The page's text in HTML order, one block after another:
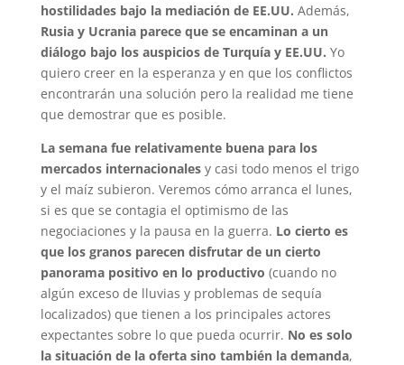
hostilidades bajo la mediación de EE.UU. Además,
Rusia y Ucrania parece que se encaminan a un
diálogo bajo los auspicios de Turquía y EE.UU. Yo
quiero creer en la esperanza y en que los conflictos
encontrarán una solución pero la realidad me tiene
que demostrar que es posible.
La semana fue relativamente buena para los
mercados internacionalesy casi todo menos el trigo
y el maíz subieron. Veremos cómo arranca el lunes,
si es que se contagia el optimismo de las
negociaciones y la pausa en la guerra. Lo cierto es
que los granos parecen disfrutar de un cierto
panorama positivo en lo productivo (cuando no
algún exceso de lluvias y problemas de sequía
localizados) que tienen a los principales actores
expectantes sobre lo que pueda ocurrir. No es solo
la situación de la oferta sino también la demanda,